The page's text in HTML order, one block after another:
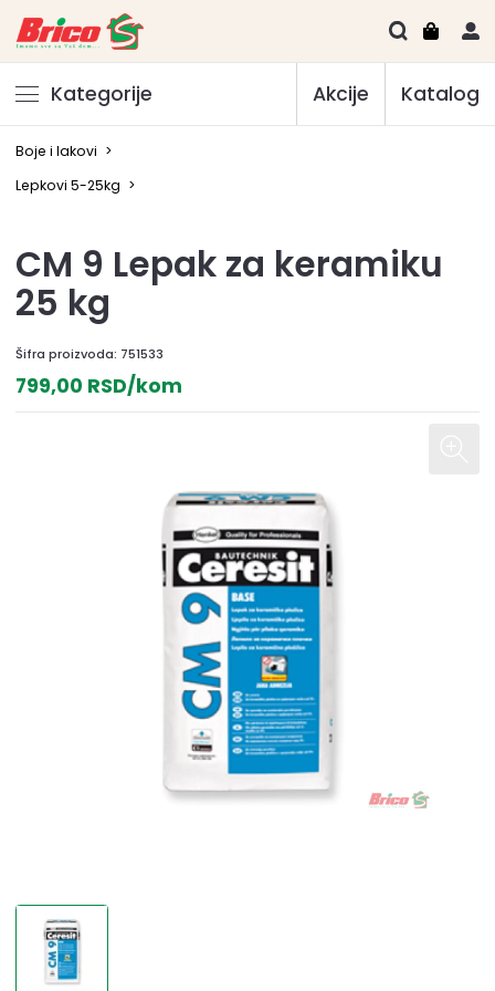
Kategorije Akcije Katalog
Boje i lakovi >
Lepkovi 5-25kg >
CM 9 Lepak za keramiku
25 kg
Šifra proizvoda: 751533
799,00 RSD/kom